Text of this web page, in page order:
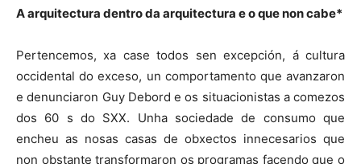
A arquitectura dentro da arquitectura e o que non cabe*
Pertencemos, xa case todos sen excepción, á cultura
occidental do exceso, un comportamento que avanzaron
e denunciaron Guy Debord e os situacionistas a comezos
dos 60 s do SXX. Unha sociedade de consumo que
encheu as nosas casas de obxectos innecesarios que
non obstante transformaron os programas facendo que o